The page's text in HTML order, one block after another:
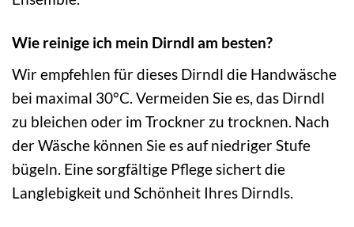
Wie reinige ich mein Dirndl am besten?
Wir empfehlen für dieses Dirndl die Handwäsche
bei maximal 30°C. Vermeiden Sie es, das Dirndl
zu bleichen oder im Trockner zu trocknen. Nach
der Wäsche können Sie es auf niedriger Stufe
bügeln. Eine sorgfältige Pflege sichert die
Langlebigkeit und Schönheit Ihres Dirndls.